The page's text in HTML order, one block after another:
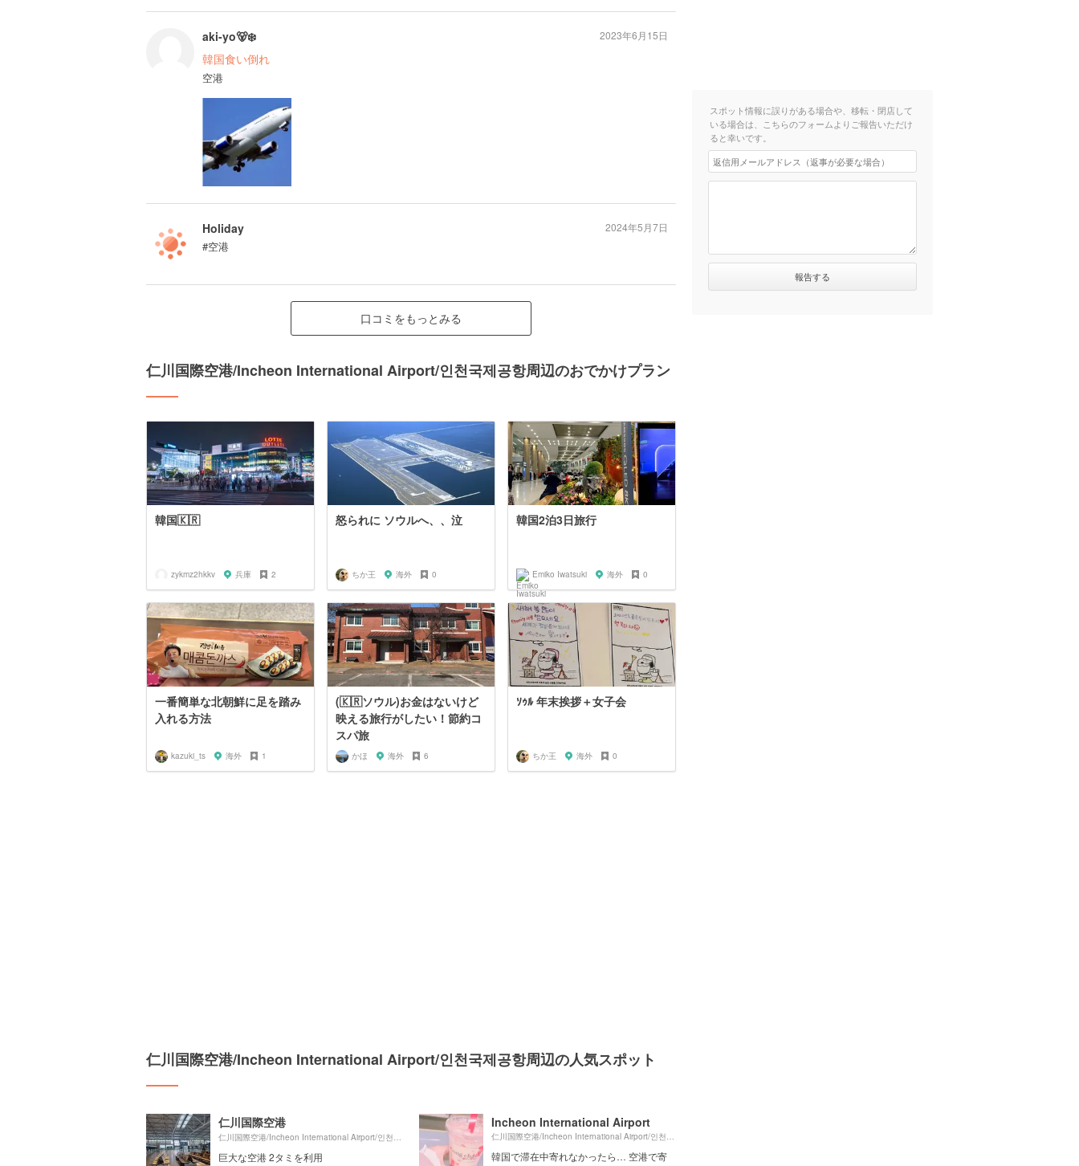
aki-yo🐻‍❄️
韓国食い倒れ
空港
2023年6月15日
Holiday
#空港
2024年5月7日
口コミをもっとみる
仁川国際空港/Incheon International Airport/인천국제공항周辺のおでかけプラン
韓国🇰🇷
zykmz2hkkv 兵庫 2
怒られに ソウルへ、、泣
ちか王 海外 0
韓国2泊3日旅行
Emiko Iwatsuki 海外 0
一番簡単な北朝鮮に足を踏み
入れる方法
kazuki_ts 海外 1
(🇰🇷ソウル)お金はないけど
映える旅行がしたい！節約コ
スパ旅
かほ 海外 6
ｿｩﾙ 年末挨拶＋女子会
ちか王 海外 0
仁川国際空港/Incheon International Airport/인천국제공항周辺の人気スポット
仁川国際空港
仁川国際空港/Incheon International Airport/인천국제공항より約 （徒歩1分）
巨大な空港 2タミを利用
Incheon International Airport
仁川国際空港/Incheon International Airport/인천국제공항より約
韓国で滞在中寄れなかったら… 空港で寄
スポット情報に誤りがある場合や、移転・閉店して
いる場合は、こちらのフォームよりご報告いただけ
ると幸いです。